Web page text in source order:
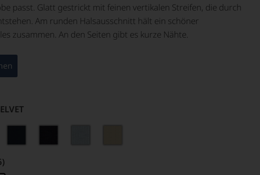
passt. Glatt gestrickt mit feinen vertikalen Streifen, die durch
Am runden Halsausschnitt hält ein schöner
zusammen. An den Seiten gibt es kurze Nähte.